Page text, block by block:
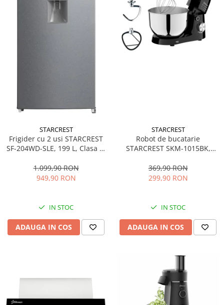
STARCREST
Frigider cu 2 usi STARCREST
SF-204WD-SLE, 199 L, Clasa E,
Termostat Ajustabil, Usi
reversibile, H 143 cm, Argintiu
1.099,90 RON
949,90 RON
IN STOC
ADAUGA IN COS
STARCREST
Robot de bucatarie
STARCREST SKM-1015BK,
Accesorii, 10 Viteze + Pulse,
Negru
369,90 RON
299,90 RON
IN STOC
ADAUGA IN COS